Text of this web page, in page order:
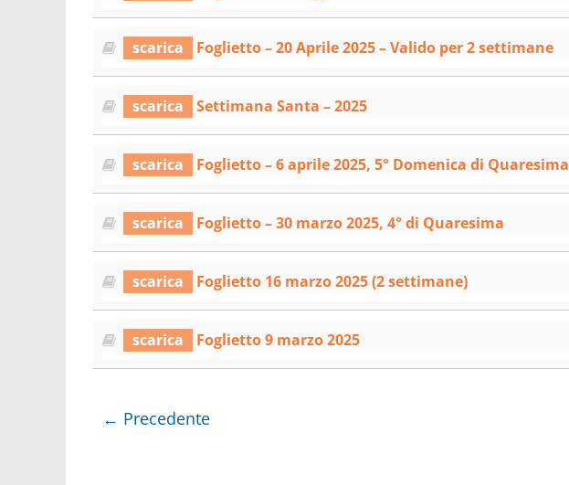
scarica Foglietto – 20 Aprile 2025 – Valido per 2 settimane
scarica Settimana Santa – 2025
scarica Foglietto – 6 aprile 2025, 5° Domenica di Quaresima
scarica Foglietto – 30 marzo 2025, 4° di Quaresima
scarica Foglietto 16 marzo 2025 (2 settimane)
scarica Foglietto 9 marzo 2025
← Precedente